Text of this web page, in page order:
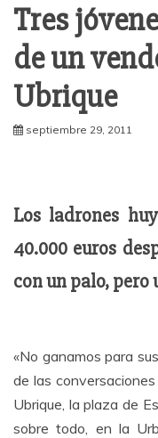
Tres
de un
Ubrique
septiembre 29, 2011
Los ladrones
40.000 euros
con un palo, pero
«No ganamos para
de las
Ubrique, la plaza de
sobre todo, en la